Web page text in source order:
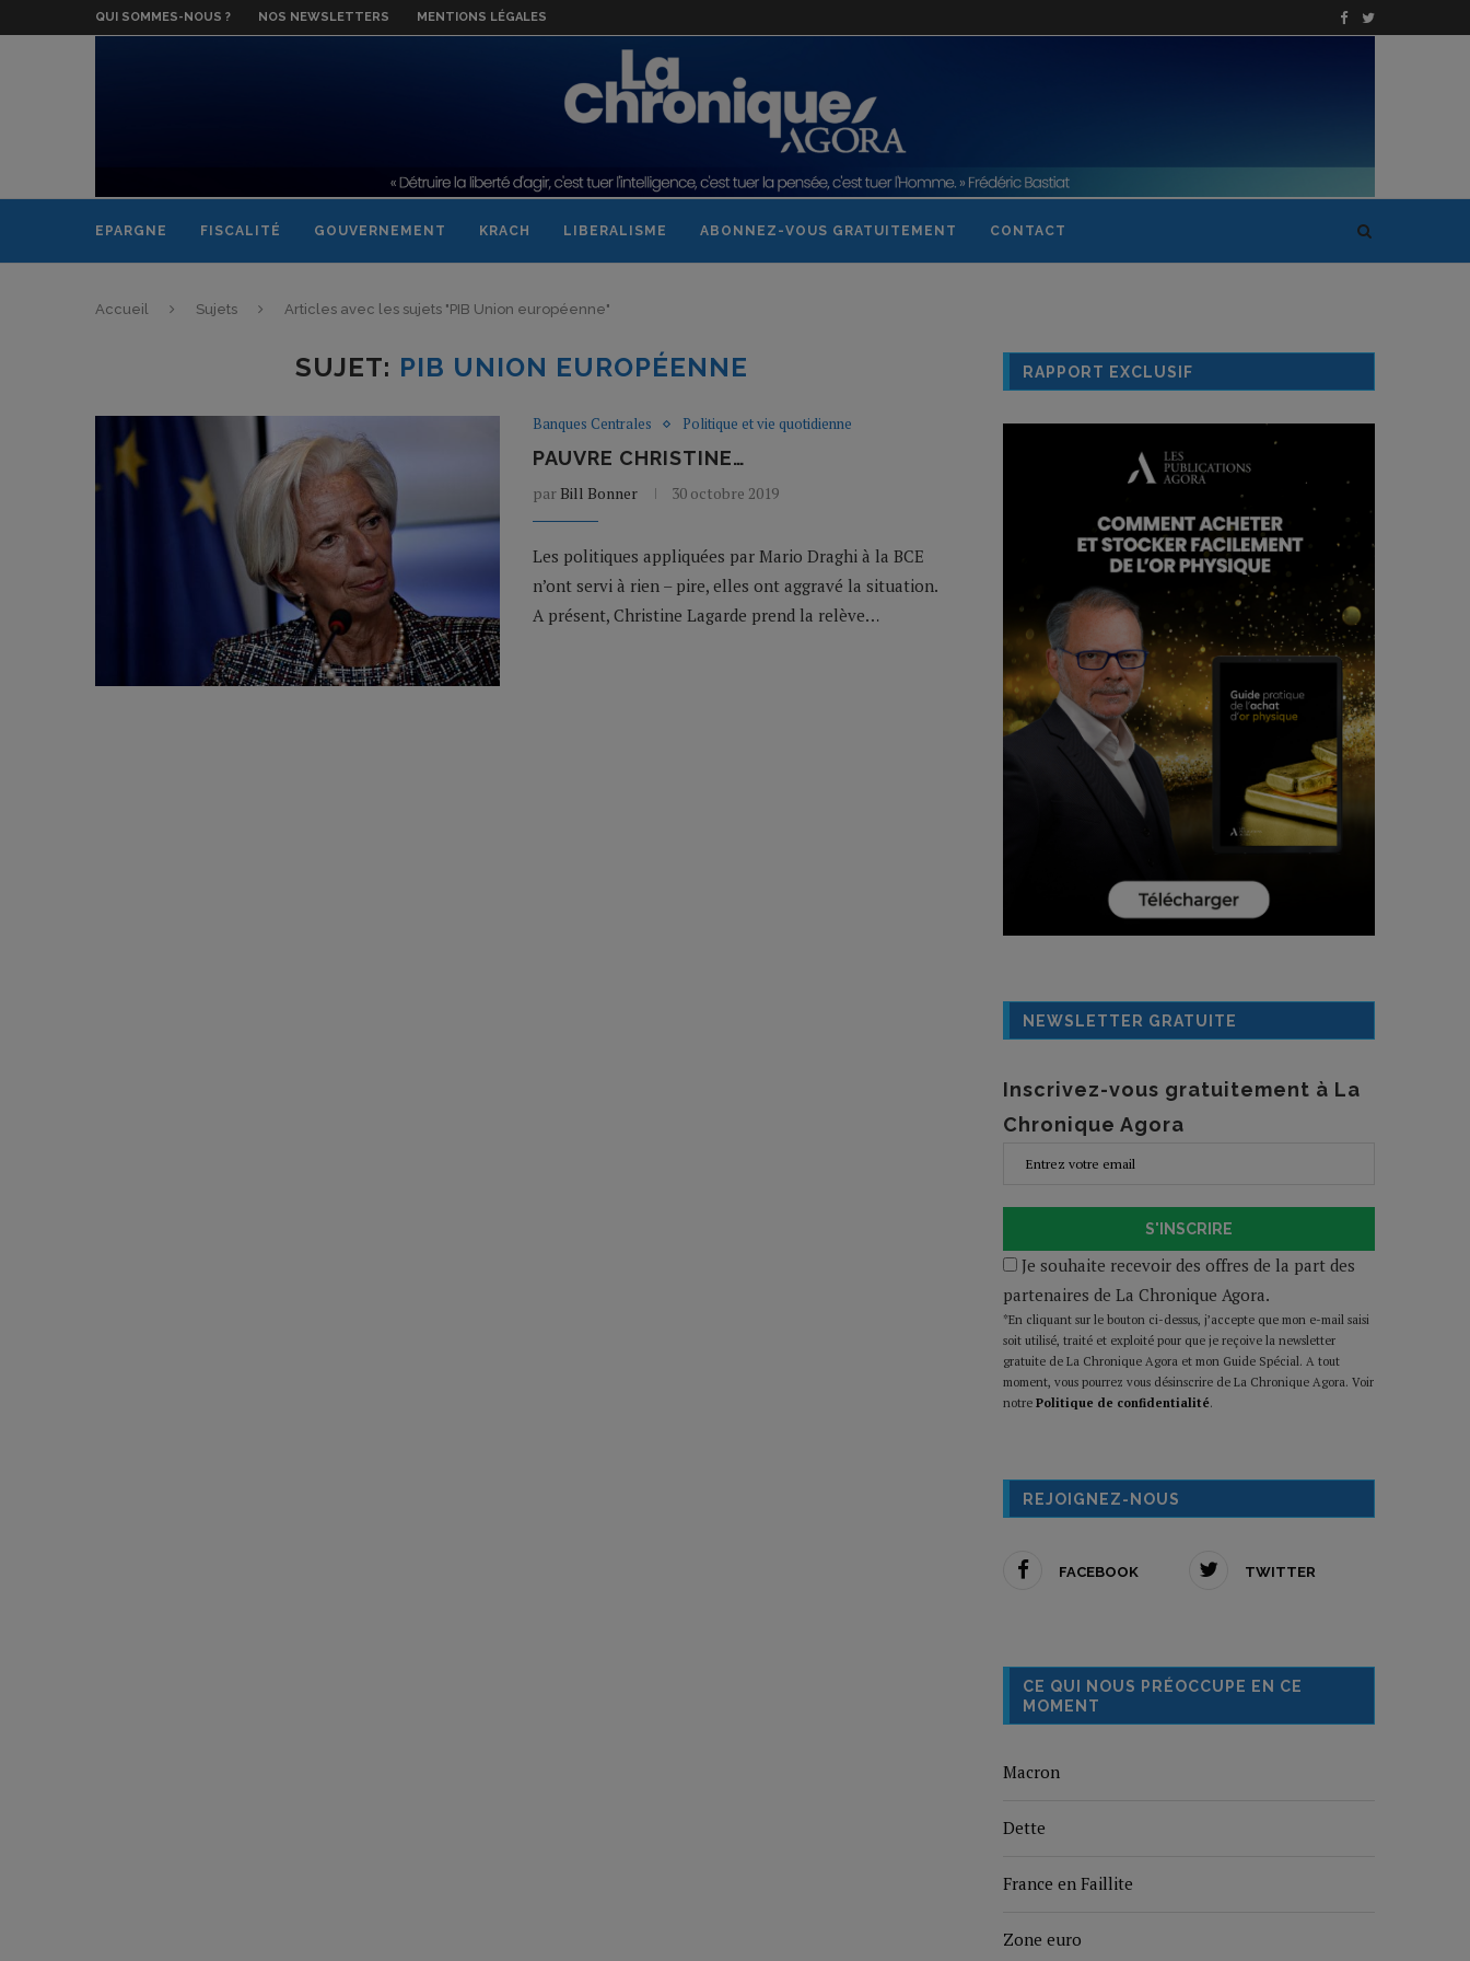
QUI SOMMES-NOUS ? NOS NEWSLETTERS MENTIONS LÉGALES
EPARGNE FISCALITÉ GOUVERNEMENT KRACH LIBERALISME ABONNEZ-VOUS GRATUITEMENT CONTACT
Accueil Sujets Articles avec les sujets "PIB Union européenne"
SUJET: PIB UNION EUROPÉENNE
Banques Centrales Politique et vie quotidienne
PAUVRE CHRISTINE…
par Bill Bonner 30 octobre 2019
Les politiques appliquées par Mario Draghi à la BCE
n’ont servi à rien – pire, elles ont aggravé la situation.
A présent, Christine Lagarde prend la relève…
RAPPORT EXCLUSIF
NEWSLETTER GRATUITE
Inscrivez-vous gratuitement à La
Chronique Agora
S'INSCRIRE
Je souhaite recevoir des offres de la part des
partenaires de La Chronique Agora.
*En cliquant sur le bouton ci-dessus, j’accepte que mon e-mail saisi
soit utilisé, traité et exploité pour que je reçoive la newsletter
gratuite de La Chronique Agora et mon Guide Spécial. A tout
moment, vous pourrez vous désinscrire de La Chronique Agora. Voir
notre Politique de confidentialité.
REJOIGNEZ-NOUS
FACEBOOK TWITTER
CE QUI NOUS PRÉOCCUPE EN CE
MOMENT
Macron
Dette
France en Faillite
Zone euro